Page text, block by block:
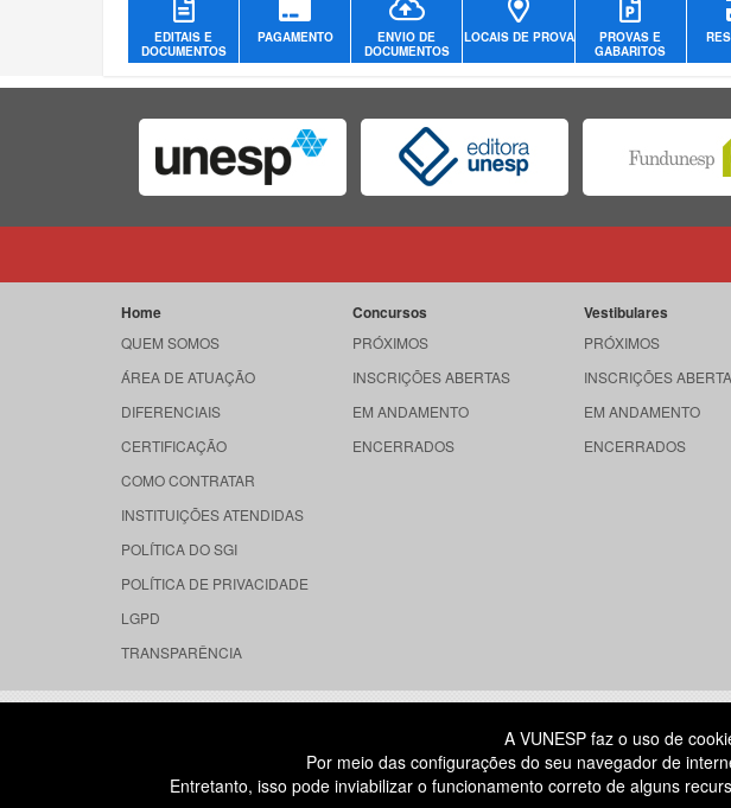
EDITAIS E
DOCUMENTOS
PAGAMENTO
ENVIO DE
DOCUMENTOS
LOCAIS DE PROVA
PROVAS E
GABARITOS
Home
QUEM SOMOS
ÁREA DE ATUAÇÃO
DIFERENCIAIS
CERTIFICAÇÃO
COMO CONTRATAR
INSTITUIÇÕES ATENDIDAS
POLÍTICA DO SGI
POLÍTICA DE PRIVACIDADE
LGPD
TRANSPARÊNCIA
Concursos
PRÓXIMOS
INSCRIÇÕES ABERTAS
EM ANDAMENTO
ENCERRADOS
Vestibulares
PRÓXIMOS
INSCRIÇÕES
EM ANDAMENTO
ENCERRADOS
RUA DONA GERMAINE BURCHARD, 515
ÁGUA BRANCA - SÃO PAULO SP
CEP: 05002-062
A VUNESP faz o uso de
Por meio das configurações do seu navegador de
Entretanto, isso pode inviabilizar o funcionamento correto de alguns